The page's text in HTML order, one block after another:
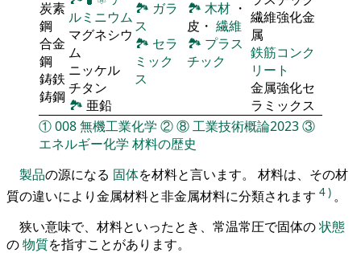
炭素
鋼
合金
鋼
鋳鉄
鋳鋼
ルミニウム
マグネシウ
ム
ニッケル
チタン
🏞 亜鉛
🏞 ガラ
ス
🏞 セラ
ミック
ス
🏞 木材 ・
皮・ 繊維
🏞 プラス
チック
繊維強化金
属
鉄筋コンク
リート
金属強化セ
ラミックス
①008無機工業化学 ②⑧工業技術概論2023③
エネルギー化学 材料の歴史
製品の源になる 固体を材料と言います。 材料は、その材
質の違いにより金属材料と非金属材料に分類されます 4) 。
狭い意味で、材料といったとき、常温常圧で固体の状態
の物質を指すことがあります。